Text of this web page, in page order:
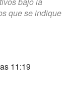
que se indique
11:19